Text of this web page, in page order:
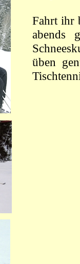
Fahrt ihr
abends
üben